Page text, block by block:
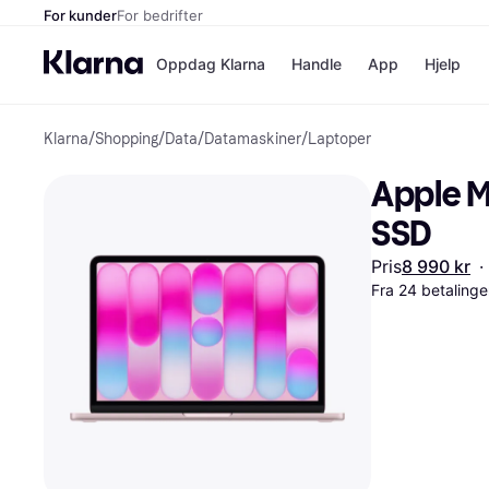
For kunderFor bedrifter
Oppdag Klarna
Betal nå
Betal i 3
Betal innen
Finansiering
Vipps
Handle App Hjelp
Klarna/Shopping/Data/Datamaskiner/Laptoper
Apple
SSD
Pris8 990 kr ·
Fra 24